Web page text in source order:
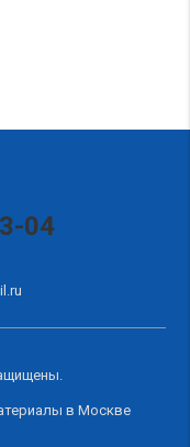
04
в Москве